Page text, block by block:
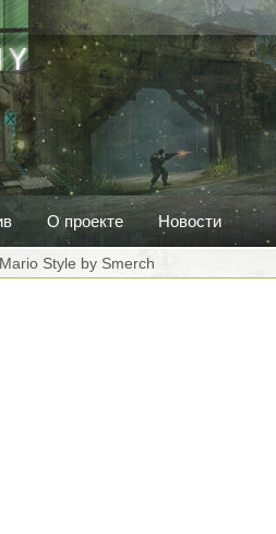
О проекте Новости
Mario Style by Smerch